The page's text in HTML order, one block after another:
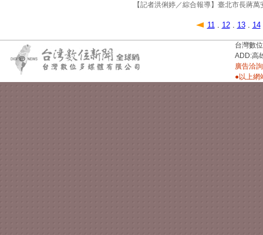
【記者洪俐婷／綜合報導】臺北市長蔣萬
11 . 12 . 13 . 14
台灣數
ADD:高
廣告洽
●以上網